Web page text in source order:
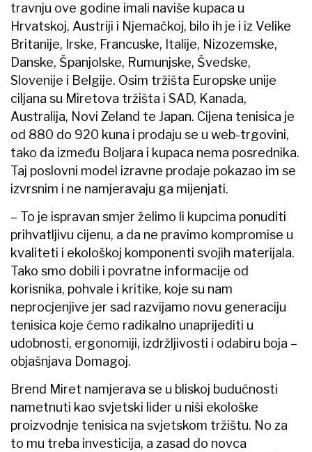
travnju ove godine imali naviše kupaca u
Hrvatskoj, Austriji i Njemačkoj, bilo ih je i iz Velike
Britanije, Irske, Francuske, Italije, Nizozemske,
Danske, Španjolske, Rumunjske, Švedske,
Slovenije i Belgije. Osim tržišta Europske unije
ciljana su Miretova tržišta i SAD, Kanada,
Australija, Novi Zeland te Japan. Cijena tenisica je
od 880 do 920 kuna i prodaju se u web-trgovini,
tako da između Boljara i kupaca nema posrednika.
Taj poslovni model izravne prodaje pokazao im se
izvrsnim i ne namjeravaju ga mijenjati.
– To je ispravan smjer želimo li kupcima ponuditi
prihvatljivu cijenu, a da ne pravimo kompromise u
kvaliteti i ekološkoj komponenti svojih materijala.
Tako smo dobili i povratne informacije od
korisnika, pohvale i kritike, koje su nam
neprocjenjive jer sad razvijamo novu generaciju
tenisica koje ćemo radikalno unaprijediti u
udobnosti, ergonomiji, izdržljivosti i odabiru boja –
objašnjava Domagoj.
Brend Miret namjerava se u bliskoj budućnosti
nametnuti kao svjetski lider u niši ekološke
proizvodnje tenisica na svjetskom tržištu. No za
to mu treba investicija, a zasad do novca